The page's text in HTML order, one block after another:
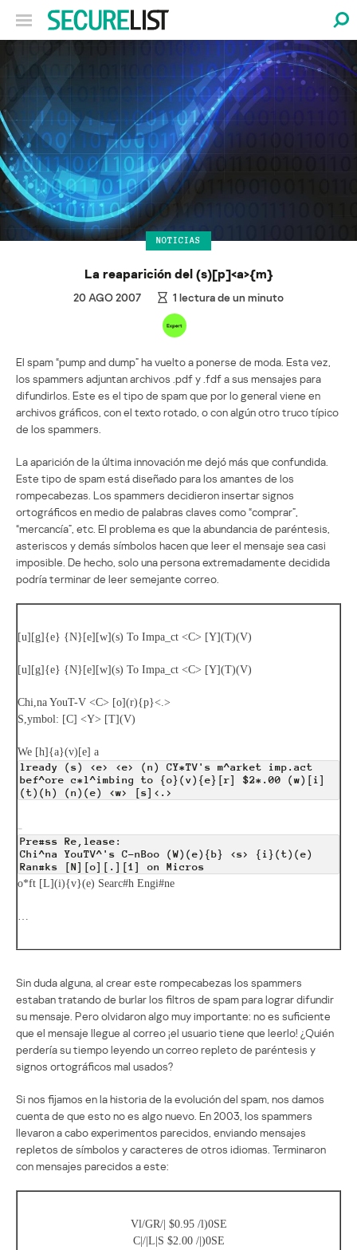
NOTICIAS
La reaparición del (s)[p]<a>{m}
20 AGO 2007 1 lectura de un minuto
El spam “pump and dump” ha vuelto a ponerse de moda. Esta vez,
los spammers adjuntan archivos .pdf y .fdf a sus mensajes para
difundirlos. Este es el tipo de spam que por lo general viene en
archivos gráficos, con el texto rotado, o con algún otro truco típico
de los spammers.
La aparición de la última innovación me dejó más que confundida.
Este tipo de spam está diseñado para los amantes de los
rompecabezas. Los spammers decidieron insertar signos
ortográficos en medio de palabras claves como “comprar”,
“mercancía”, etc. El problema es que la abundancia de paréntesis,
asteriscos y demás símbolos hacen que leer el mensaje sea casi
imposible. De hecho, solo una persona extremadamente decidida
podría terminar de leer semejante correo.
[u][g]{e} {N}[e][w](s) To Impa_ct <C> [Y](T)(V)
[u][g]{e} {N}[e][w](s) To Impa_ct <C> [Y](T)(V)
Chi,na YouT-V <C> [o](r){p}<.>
S,ymbol: [C] <Y> [T](V)
We [h]{a}(v)[e] a
lready (s) <e> <e> (n) CY*TV's m^arket imp.act
bef^ore c*l^imbing to {o}(v){e}[r] $2*.00 (w)[i]
(t)(h) (n)(e) <w> [s]<.>
Pre#ss Re,lease:
Chi^na YouTV^'s C-nBoo (W)(e){b} <s> {i}(t)(e)
Ran#ks [N][o][.][1] on Micros
o*ft [L](i){v}(e) Searc#h Engi#ne
Sin duda alguna, al crear este rompecabezas los spammers
estaban tratando de burlar los filtros de spam para lograr difundir
su mensaje. Pero olvidaron algo muy importante: no es suficiente
que el mensaje llegue al correo ¡el usuario tiene que leerlo! ¿Quién
perdería su tiempo leyendo un correo repleto de paréntesis y
signos ortográficos mal usados?
Si nos fijamos en la historia de la evolución del spam, nos damos
cuenta de que esto no es algo nuevo. En 2003, los spammers
llevaron a cabo experimentos parecidos, enviando mensajes
repletos de símbolos y caracteres de otros idiomas. Terminaron
con mensajes parecidos a este:
Vl/GR/| $0.95 /l)0SE
C|/|L|S $2.00 /|)0SE